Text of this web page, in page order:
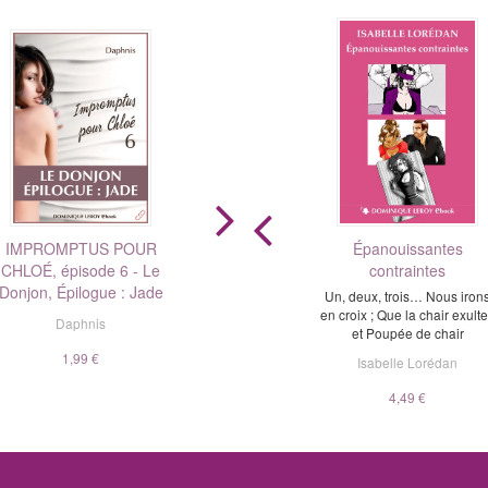
IMPROMPTUS POUR
CHLOÉ, épisode 6 - Le
Donjon, Épilogue : Jade
Daphnis
1,99 €
LA MAÎTRESSE
Nouvelle édition
Jean-Pierre du Maine
5,99 €
ORGIE AU CHÂTEAU DE
BONPRÉ
ChocolatCannelle
Épanouissantes
contraintes
Un, deux, trois… Nous
en croix ; Que la chair
et Poupée de chair
Isabelle Lorédan
4,49 €